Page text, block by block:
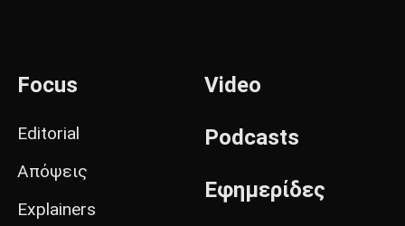
Focus
Editorial
Απόψεις
Explainers
Video
Podcasts
Εφημερίδες